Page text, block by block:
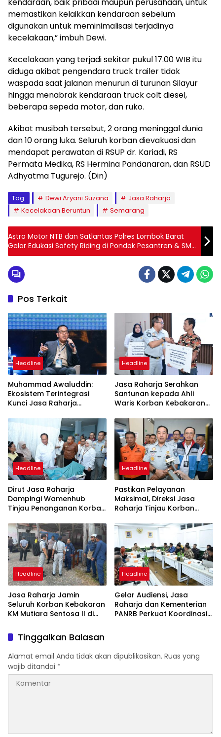
memastikan kelaikkan kendaraan sebelum
digunakan untuk meminimalisasi terjadinya
kecelakaan,” imbuh Dewi.
Kecelakaan yang terjadi sekitar pukul 17.00 WIB itu
diduga akibat pengendara truck trailer tidak
waspada saat jalanan menurun di turunan Silayur
hingga menabrak kendaraan truck colt diesel,
beberapa sepeda motor, dan ruko.
Akibat musibah tersebut, 2 orang meninggal dunia
dan 10 orang luka. Seluruh korban dievakuasi dan
mendapat perawatan di RSUP dr. Kariadi, RS
Permata Medika, RS Hermina Pandanaran, dan RSUD
Adhyatma Tugurejo. (Din)
Tag: Dewi Aryani Suzana
Jasa Raharja
Kecelakaan Beruntun
Semarang
Astra Motor NTB dan Satlantas Polres Lombok Barat
Gelar Edukasi Safety Riding di Pondok Pesantren & SMK
Plus Darul Quran Wal Hadits
Pos Terkait
Headline
Muhammad Awaluddin:
Ekosistem Terintegrasi
Kunci Jasa Raharja
Maksimal Kepada
Masyarakat
Headline
Jasa Raharja Serahkan
Santunan kepada Ahli
Waris Korban Kebakaran
Headline
Dirut Jasa Raharja
Dampingi Wamenhub
Tinjau Penanganan Korban
PHC Surabaya
Headline
Pastikan Pelayanan
Maksimal, Direksi Jasa
Raharja Tinjau Korban
Sentosa II
Headline
Jasa Raharja Jamin
Seluruh Korban Kebakaran
KM Mutiara Sentosa II di
Headline
Gelar Audiensi, Jasa
Raharja dan Kementerian
PANRB Perkuat Koordinasi
Tinggalkan Balasan
Alamat email Anda tidak akan dipublikasikan. Ruas yang
wajib ditandai *